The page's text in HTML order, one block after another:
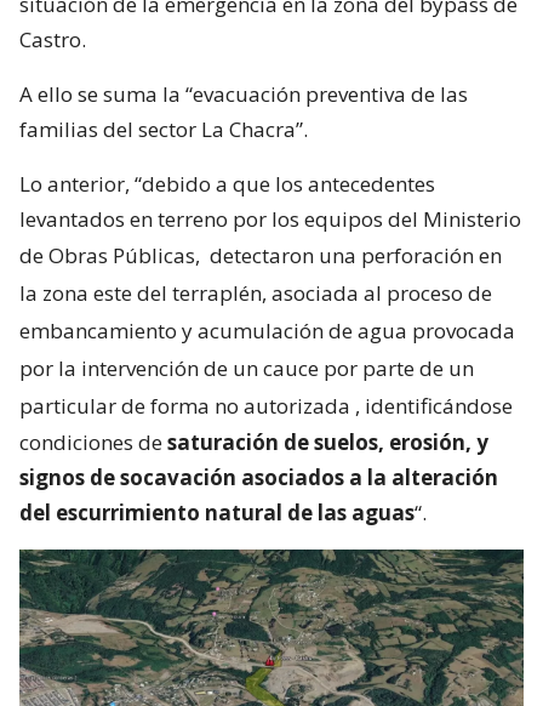
Castro.
A ello se suma la “evacuación preventiva de las
familias del sector La Chacra”.
Lo anterior, “debido a que los antecedentes
levantados en terreno por los equipos del Ministerio
de Obras Públicas, detectaron una perforación en
la zona este del terraplén, asociada al proceso de
embancamiento y acumulación de agua provocada
por la intervención de un cauce por parte de un
particular de forma no autorizada , identificándose
condiciones desaturación de suelos, erosión, y
signos de socavación asociados a la alteración
del escurrimiento natural de las aguas“.